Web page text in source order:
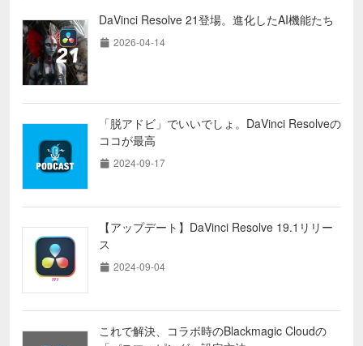
DaVinci Resolve 21登場。進化したAI機能たち
2026-04-14
「脱アドビ」でいいでしょ。DaVinci Resolveの
ココが最高
2024-09-17
【アップデート】DaVinci Resolve 19.1リリー
ス
2024-09-04
これで解決、コラボ時のBlackmagic Cloudの